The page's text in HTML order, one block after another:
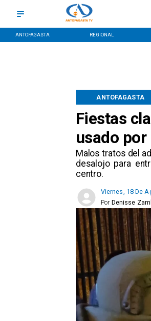
ANTOFAGASTA REGIONAL
Fiestas
usado
Malos tratos del
desalojo para
centro.
ANTOFAGASTA
Viernes, 18 De
Denisse
Por